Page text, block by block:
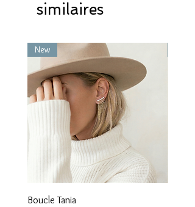
similaires
New
Boucle Tania